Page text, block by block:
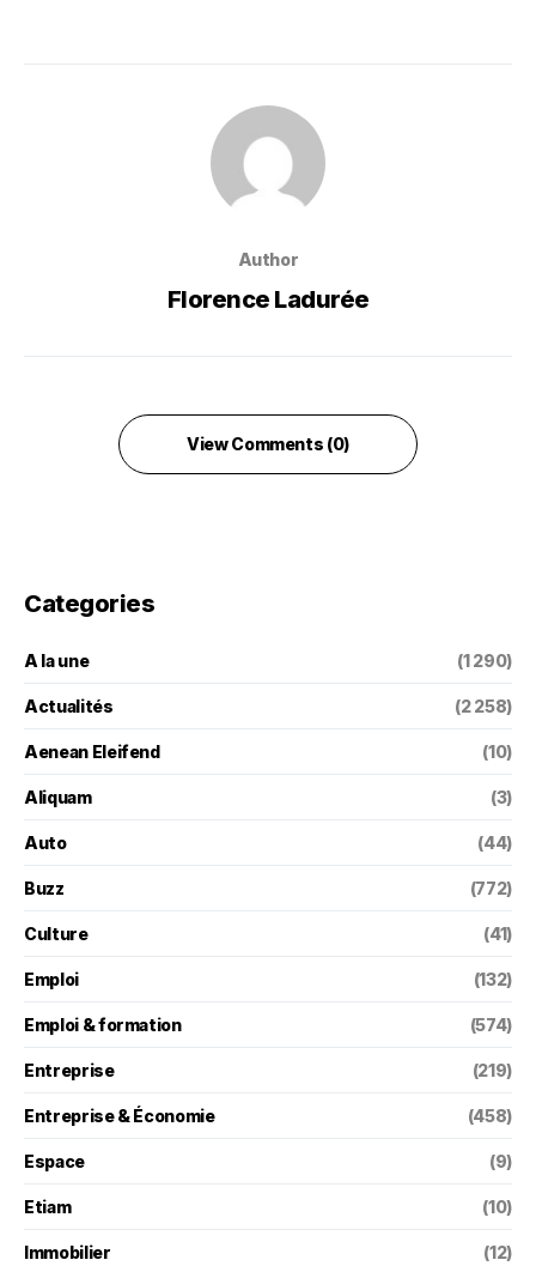
Author
Florence Ladurée
View Comments (0)
Categories
A la une (1 290)
Actualités (2 258)
Aenean Eleifend (10)
Aliquam (3)
Auto (44)
Buzz (772)
Culture (41)
Emploi (132)
Emploi & formation (574)
Entreprise (219)
Entreprise & Économie (458)
Espace (9)
Etiam (10)
Immobilier (12)